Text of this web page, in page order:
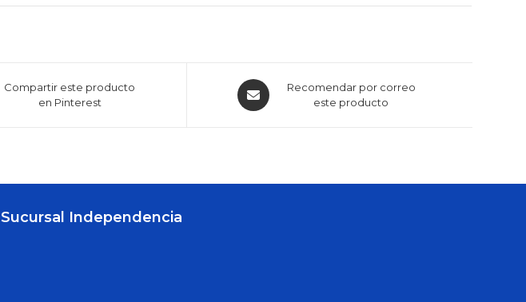
Compartir este producto
en Pinterest
Recomendar por correo
este producto
Sucursal Independencia